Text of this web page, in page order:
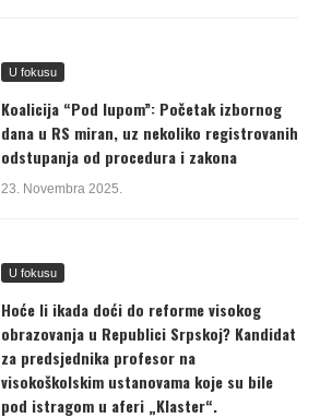
U fokusu
Koalicija “Pod lupom”: Početak izbornog
dana u RS miran, uz nekoliko registrovanih
odstupanja od procedura i zakona
23. Novembra 2025.
U fokusu
Hoće li ikada doći do reforme visokog
obrazovanja u Republici Srpskoj? Kandidat
za predsjednika profesor na
visokoškolskim ustanovama koje su bile
pod istragom u aferi „Klaster“.